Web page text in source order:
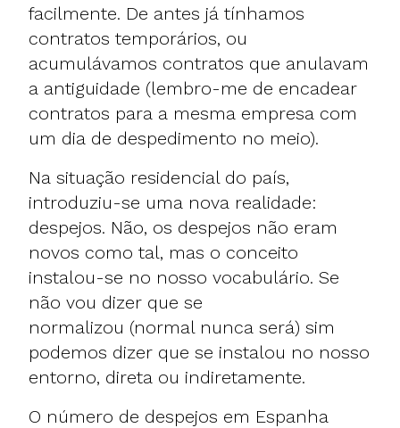
facilmente. De antes já tínhamos
contratos temporários, ou
acumulávamos contratos que anulavam
a antiguidade (lembro-me de encadear
contratos para a mesma empresa com
um dia de despedimento no meio).
Na situação residencial do país,
introduziu-se uma nova realidade:
despejos. Não, os despejos não eram
novos como tal, mas o conceito
instalou-se no nosso vocabulário. Se
não vou dizer que se
normalizou (normal nunca será) sim
podemos dizer que se instalou no nosso
entorno, direta ou indiretamente.
O número de despejos em Espanha